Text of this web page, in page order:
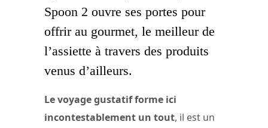
Spoon 2 ouvre ses portes pour
offrir au gourmet, le meilleur de
l’assiette à travers des produits
venus d’ailleurs.
Le voyage gustatif forme ici
incontestablement un tout, il est un